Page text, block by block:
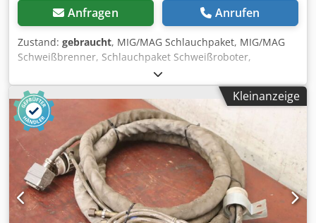
Anfragen Anrufen
Zustand: gebraucht, MIG/MAG Schlauchpaket, MIG/MAG
Schweißbrenner, Schlauchpaket Schweißroboter,
Zwischenschlauchpaket Crsdpfx Aet U Tq Nsndef -
MIG/MAG Schlauchpaket: Zwischenschlauchpaket für
Schweißroboter -Länge: 6,0 m -Stecker: 16-polig -
wassergekühlt -Transportabmessung: Ø 600 x 140 mm -
Gewicht: 13,2 kg
Kleinanzeige